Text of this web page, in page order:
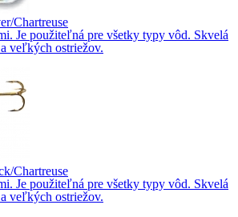
Chartreuse
Je použiteľná pre všetky typy vôd. Skvelá
veľkých ostriežov.
Chartreuse
Je použiteľná pre všetky typy vôd. Skvelá
veľkých ostriežov.